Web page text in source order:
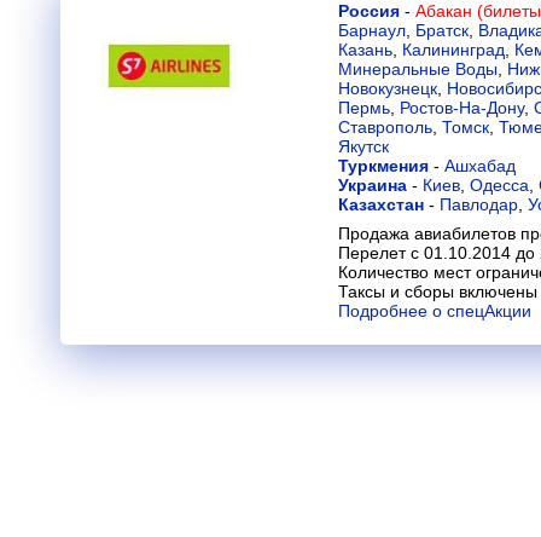
Россия - Абакан
Барнаул Братск
Казань Калининград
Минеральные Воды
Новокузнецк
Пермь Ростов-На-Дону,
Ставрополь Томск
Якутск
Туркмения - Ашхабад
Украина - Киев Одесса
Казахстан - Павлодар
Продажа авиабилетов
Перелет с 01.10.2014 до
Количество мест
Таксы и сборы включены
Подробнее о спецАкции